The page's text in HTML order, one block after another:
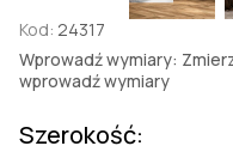
Kod: 24317
Wprowadź wymiary:
wprowadź wymiary
Szerokość: